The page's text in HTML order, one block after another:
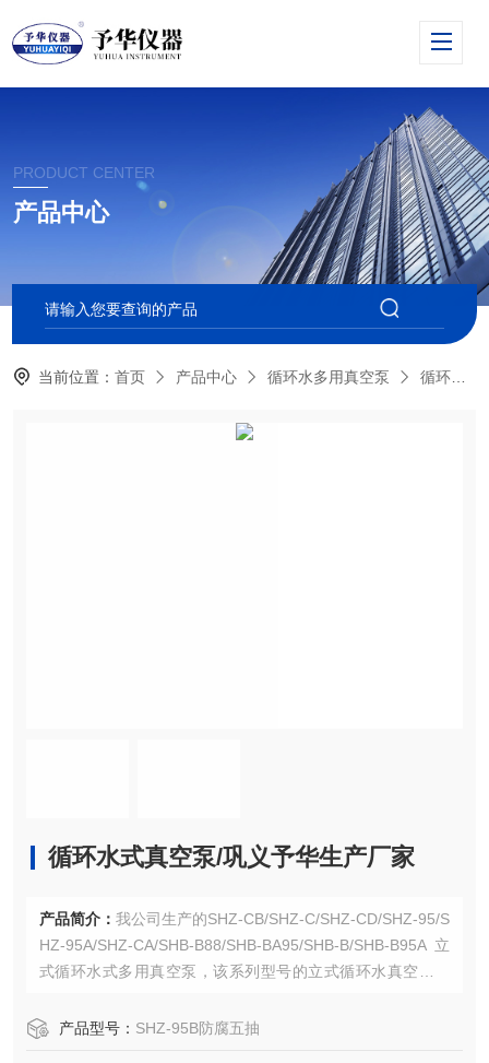
PRODUCT CENTER
产品中心
当前位置：首页 产品中心 循环水多用真空泵 循环水式多用真空泵
循环水式真空泵/巩义予华生产厂家
产品简介： 我公司生产的SHZ-CB/SHZ-C/SHZ-CD/SHZ-95/S
HZ-95A/SHZ-CA/SHB-B88/SHB-BA95/SHB-B/SHB-B95A立
式循环水式多用真空泵，该系列型号的立式循环水真空泵是
射，增大抽气量是实验室的理想抽真空设备，采用不锈钢
产品型号： SHZ-95B防腐五抽